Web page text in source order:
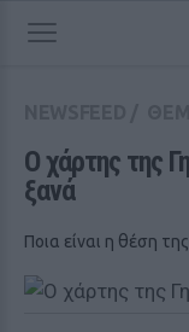
Ο χάρτης της
ξανά
Ποια είναι η θέση